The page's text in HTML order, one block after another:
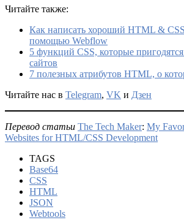
Читайте также:
Как написать хороший HTML &
помощью Webflow
5 функций CSS, которые
сайтов
7 полезных атрибутов HTML, о
Читайте нас в Telegram, VK и Дзен
Перевод статьи The Tech Maker: My
Websites for HTML/CSS Development
TAGS
Base64
CSS
HTML
JSON
Webtools